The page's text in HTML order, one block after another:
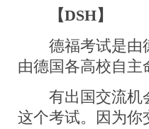
【DSH】
德福考试是由德
由德国各高校自主
有出国交流机会
这个考试。因为你